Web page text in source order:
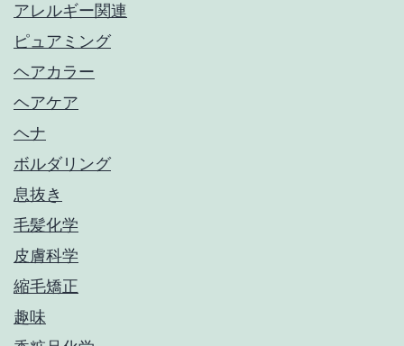
アレルギー関連
ピュアミング
ヘアカラー
ヘアケア
ヘナ
ボルダリング
息抜き
毛髪化学
皮膚科学
縮毛矯正
趣味